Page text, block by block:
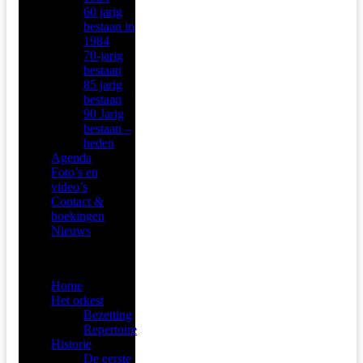
60 jarig
bestaan in
1984
70-jarig
bestaan
85 jarig
bestaan
90 Jarig
bestaan –
heden
Agenda
Foto’s en
video’s
Contact &
boekingen
Nieuws
Home
Het orkest
Bezetting
Repertoire
Historie
De eerste